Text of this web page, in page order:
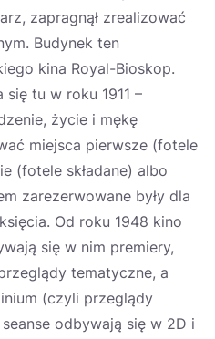
zapragnął zrealizować
Budynek ten
kina Royal-Bioskop.
się tu w roku 1911 –
życie i mękę
miejsca pierwsze (fotele
(fotele składane) albo
zarezerwowane były dla
Od roku 1948 kino
się w nim premiery,
tematyczne, a
(czyli przeglądy
odbywają się w 2D i